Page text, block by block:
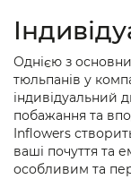
Однією з
тюльпанів у
індивідуальний
побажання та
Inflowers
ваші почуття та
особливим та